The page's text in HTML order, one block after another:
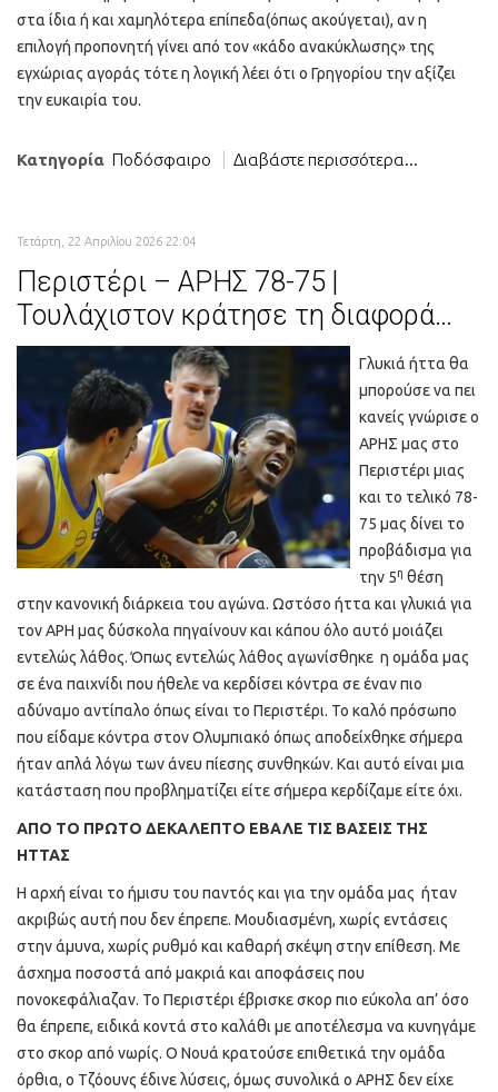
στα ίδια ή και χαμηλότερα επίπεδα(όπως ακούγεται), αν η
επιλογή προπονητή γίνει από τον «κάδο ανακύκλωσης» της
εγχώριας αγοράς τότε η λογική λέει ότι ο Γρηγορίου την αξίζει
την ευκαιρία του.
Κατηγορία Ποδόσφαιρο Διαβάστε περισσότερα...
Τετάρτη, 22 Απριλίου 2026 22:04
Περιστέρι – ΑΡΗΣ 78-75 |
Τουλάχιστον κράτησε τη διαφορά…
Γλυκιά ήττα θα
μπορούσε να πει
κανείς γνώρισε ο
ΑΡΗΣ μας στο
Περιστέρι μιας
και το τελικό 78-
75 μας δίνει το
προβάδισμα για
την 5η θέση
στην κανονική διάρκεια του αγώνα. Ωστόσο ήττα και γλυκιά για
τον ΑΡΗ μας δύσκολα πηγαίνουν και κάπου όλο αυτό μοιάζει
εντελώς λάθος. Όπως εντελώς λάθος αγωνίσθηκε η ομάδα μας
σε ένα παιχνίδι που ήθελε να κερδίσει κόντρα σε έναν πιο
αδύναμο αντίπαλο όπως είναι το Περιστέρι. Το καλό πρόσωπο
που είδαμε κόντρα στον Ολυμπιακό όπως αποδείχθηκε σήμερα
ήταν απλά λόγω των άνευ πίεσης συνθηκών. Και αυτό είναι μια
κατάσταση που προβληματίζει είτε σήμερα κερδίζαμε είτε όχι.
ΑΠΟ ΤΟ ΠΡΩΤΟ ΔΕΚΑΛΕΠΤΟ ΕΒΑΛΕ ΤΙΣ ΒΑΣΕΙΣ ΤΗΣ
ΗΤΤΑΣ
Η αρχή είναι το ήμισυ του παντός και για την ομάδα μας ήταν
ακριβώς αυτή που δεν έπρεπε. Μουδιασμένη, χωρίς εντάσεις
στην άμυνα, χωρίς ρυθμό και καθαρή σκέψη στην επίθεση. Με
άσχημα ποσοστά από μακριά και αποφάσεις που
πονοκεφάλιαζαν. Το Περιστέρι έβρισκε σκορ πιο εύκολα απ’ όσο
θα έπρεπε, ειδικά κοντά στο καλάθι με αποτέλεσμα να κυνηγάμε
στο σκορ από νωρίς. Ο Νουά κρατούσε επιθετικά την ομάδα
όρθια, ο Τζόουνς έδινε λύσεις, όμως συνολικά ο ΑΡΗΣ δεν είχε